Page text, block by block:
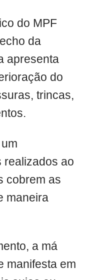
do MPF
da
apresenta
do
trincas,
realizados ao
cobrem as
maneira
a má
manifesta em